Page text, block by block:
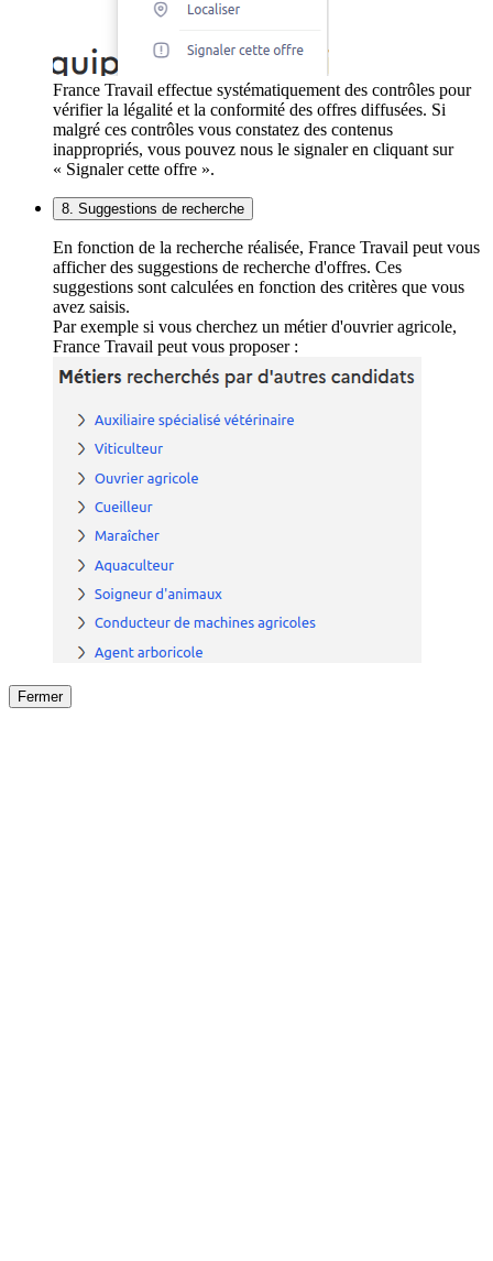
France Travail effectue systématiquement des contrôles pour
vérifier la légalité et la conformité des offres diffusées. Si
malgré ces contrôles vous constatez des contenus
inappropriés, vous pouvez nous le signaler en cliquant sur
« Signaler cette offre ».
8. Suggestions de recherche
En fonction de la recherche réalisée, France Travail peut vous
afficher des suggestions de recherche d'offres. Ces
suggestions sont calculées en fonction des critères que vous
avez saisis.
Par exemple si vous cherchez un métier d'ouvrier agricole,
France Travail peut vous proposer :
Fermer